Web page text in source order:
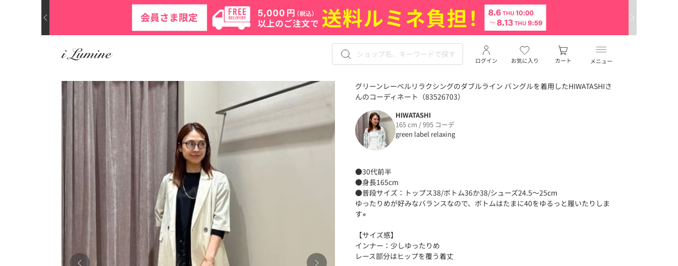
メニュー
お気に入り
ログイン カート
グリーンレーベルリラクシングのダブルライン バングルを着用したHIWATASHIさ
んのコーディネート（83526703）
HIWATASHI
165 cm / 995 コーデ
green label relaxing
●30代前半
●身長165cm
●普段サイズ：トップス38/ボトム36か38/シューズ24.5〜25cm
ゆったりめが好みなバランスなので、ボトムはたまに40をゆるっと履いたりしま
す⭐︎
【サイズ感】
インナー：少しゆったりめ
レース部分はヒップを覆う着丈